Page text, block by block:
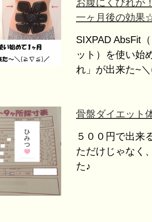
お腹にくびれが
一ヶ月後の効果
SIXPAD AbsFit
ット）を使い始
れ」が出来た~
骨盤ダイエット
５００円で出来
ただけじゃなく
た♪